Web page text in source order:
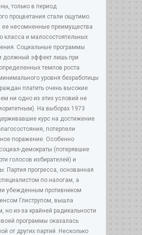
только в период
процветания стали ощутимо
ее несомненные преимущества
класса и малосостоятельных
Социальные программы
должный эффект лишь при
темпов роста
уровня безработицы
платить очень высокие
ни одно из этих условий не
На выборах 1973
курс на достижение
потерпели
поражение. Особенно
демократы (потерявшие
голосов избирателей) и
Партия прогресса, основанная
по налогам, а
убежденным противником
Глиструпом, вышла
но из-за крайней радикальности
программы оказалась
от других партий. Несколько